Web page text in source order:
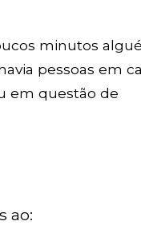
minutos
pessoas em
em questão de
ao: